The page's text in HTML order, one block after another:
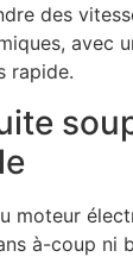
des
avec
rapide.
moteur
à-coup ni